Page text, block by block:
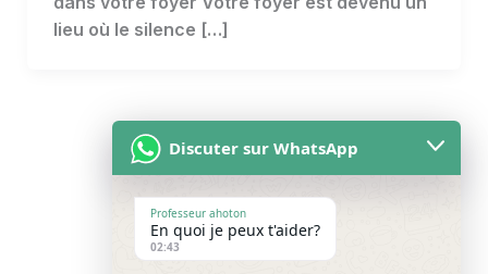
lieu où le silence […]
Accueil
Discuter sur WhatsApp
Professeur ahoton
En quoi je peux t'aider?
02:43